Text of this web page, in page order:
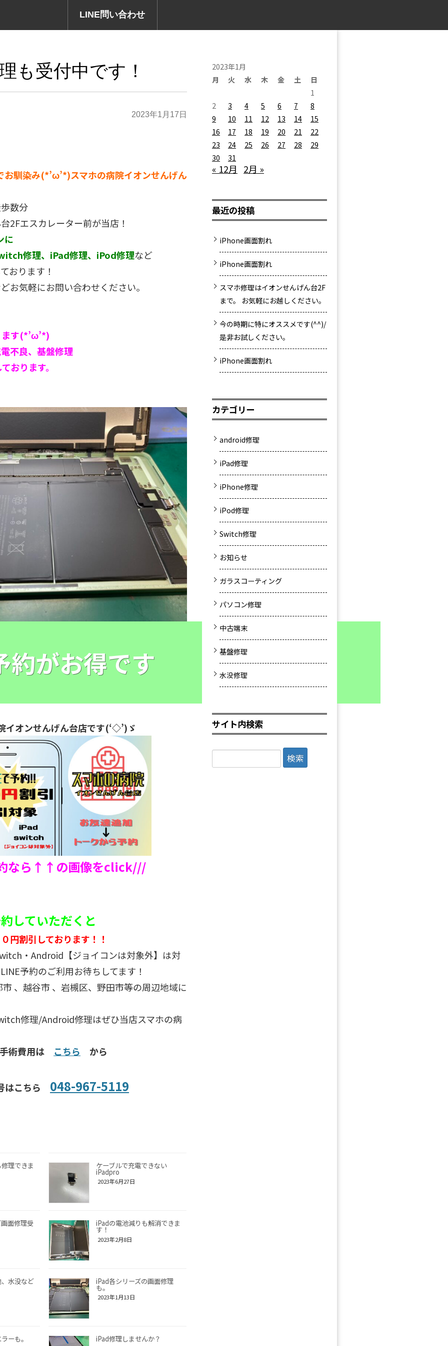
LINE問い合わせ
も受付中です！
2023年1月17日
馴染み(*’ω’*)スマホの病院イオンせんげん
数分
2Fエスカレーター前が当店！
に
修理、iPad修理、iPod修理など
おります！
お気軽にお問い合わせください。
す(*’ω’*)
不良、基盤修理
おります。
約がお得です
イオンせんげん台店です(‘◇’)ゞ
なら↑↑の画像をclick///
していただくと
円割引しております！！
・Android【ジョイコンは対象外】は対
予約のご利用お待ちしてます！
、越谷市 、岩槻区、野田市等の周辺地域に
修理/Android修理はぜひ当店スマホの病
術費用は こちら から
はこちら 048-967-5119
理できま ケーブルで充電できない
iPadpro
2023年6月27日
面修理受 iPadの電池減りも解消できま
す！
2023年2月8日
水没など iPad各シリーズの画面修理
も。
2023年1月13日
ーも。 iPad修理しませんか？
2023年1月
月
火 水 木 金 土
日
1
2
3 4 5 6 7
8
9
10 11 12 13 14
15
16
17 18 19 20 21
22
23
24 25 26 27 28
29
30
31
« 12月 2月 »
最近の投稿
iPhone画面割れ
iPhone画面割れ
スマホ修理はイオンせんげん台2F
まで。 お気軽にお越しください。
今の時期に特にオススメです(^^)/
是非お試しください。
iPhone画面割れ
カテゴリー
android修理
iPad修理
iPhone修理
iPod修理
Switch修理
お知らせ
ガラスコーティング
パソコン修理
中古端末
基盤修理
水没修理
サイト内検索
検
索: